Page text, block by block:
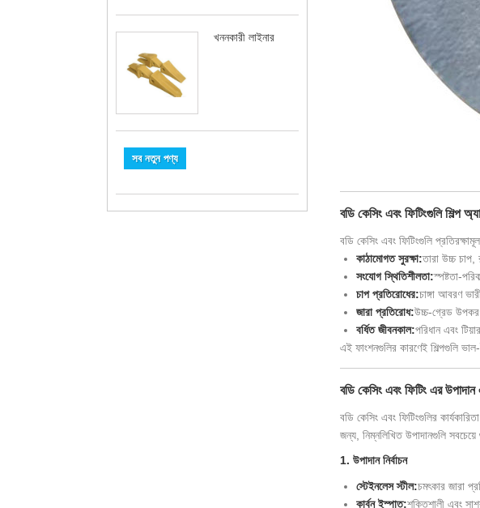
খননকারী লাইনার
সব নতুন পণ্য
বডি কেসিং এবং ফিটিংগুলি শিল্প
বডি কেসিং এবং ফিটিংগুলি
কাঠামোগত সুরক্ষা:তারা উচ্চ
সংযোগ স্থিতিশীলতা:স্পষ্টতা-
চাপ প্রতিরোধের:চাঙ্গা আবরণ
জারা প্রতিরোধ:উচ্চ-গ্রেড
বর্ধিত জীবনকাল:পরিধান এবং
এই ফাংশনগুলির কারণেই শিল্পগুলি
বডি কেসিং এবং ফিটিং এর
বডি কেসিং এবং ফিটিংগুলির
জন্য, নিম্নলিখিত উপাদানগুলি
1. উপাদান নির্বাচন
স্টেইনলেস স্টীল:চমৎকার জারা
কার্বন ইস্পাত:শক্তিশালী এবং